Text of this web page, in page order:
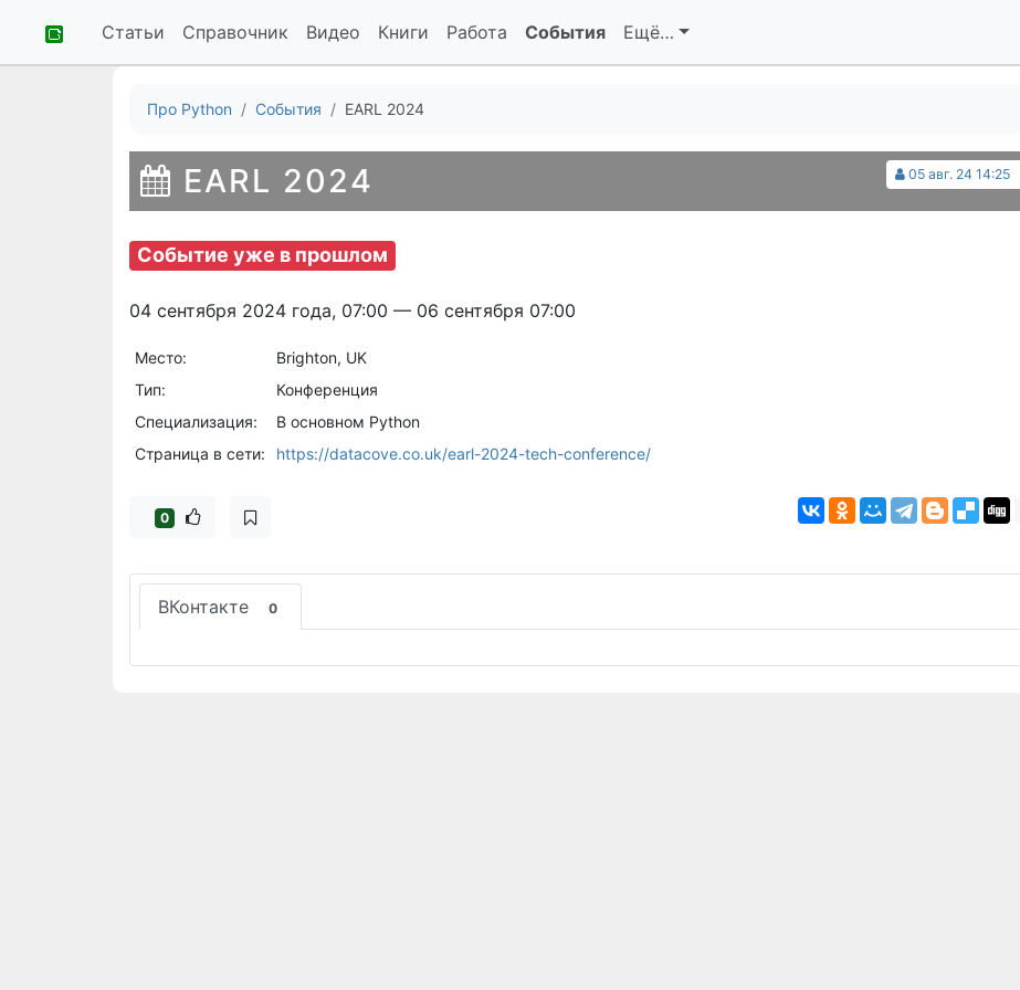
Статьи Справочник Видео Книги Работа События Ещё…
Про Python События EARL 2024
05 авг. 24 14:25
EARL 2024
Событие уже в прошлом
04 сентября 2024 года, 07:00 — 06 сентября 07:00
Место:
Brighton, UK
Тип:
Конференция
Специализация:
В основном Python
Страница в сети:
https://datacove.co.uk/earl-2024-tech-conference/
0
ВКонтакте 0